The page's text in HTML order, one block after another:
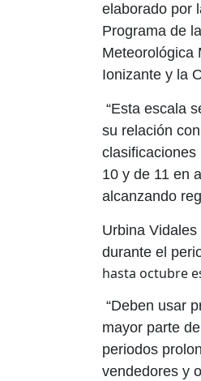
elaborado por
Programa de
Meteorológica
Ionizante y la
“Esta escala
su relación
clasificaciones
10 y de 11 en
alcanzando
Urbina
durante el
hasta octubre
“Deben usar
mayor parte
periodos
vendedores y